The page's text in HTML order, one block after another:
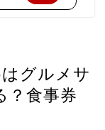
入
グルメサ
？食事券